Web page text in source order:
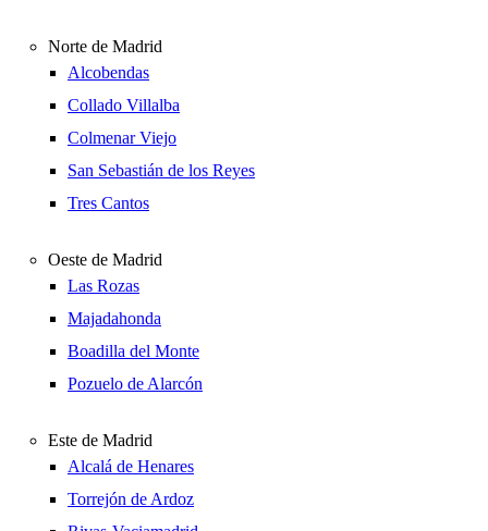
Norte de Madrid
Alcobendas
Collado Villalba
Colmenar Viejo
San Sebastián de los Reyes
Tres Cantos
Oeste de Madrid
Las Rozas
Majadahonda
Boadilla del Monte
Pozuelo de Alarcón
Este de Madrid
Alcalá de Henares
Torrejón de Ardoz